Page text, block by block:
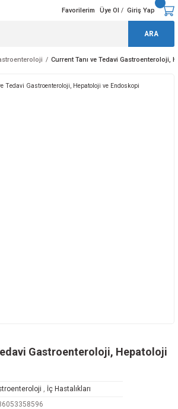
ARA
Favorilerim Üye Ol / Giriş Yap
Current Tanı ve Tedavi Gastroenteroloji,
Gastroenteroloji, Hepatoloji
, İç Hastalıkları